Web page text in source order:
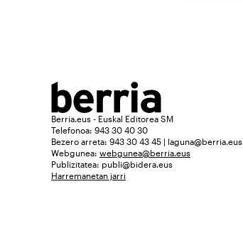
Berria.eus - Euskal Editorea SM
Telefonoa: 943 30 40 30
Bezero arreta: 943 30 43 45 | laguna@berria.eus
Webgunea: webgunea@berria.eus
Publizitatea: publi@bidera.eus
Harremanetan jarri